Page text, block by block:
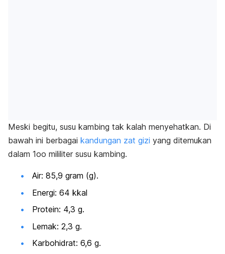
Meski begitu, susu kambing tak kalah menyehatkan. Di
bawah ini berbagai kandungan zat gizi yang ditemukan
dalam 1oo mililiter susu kambing.
Air: 85,9 gram (g).
Energi: 64 kkal
Protein: 4,3 g.
Lemak: 2,3 g.
Karbohidrat: 6,6 g.